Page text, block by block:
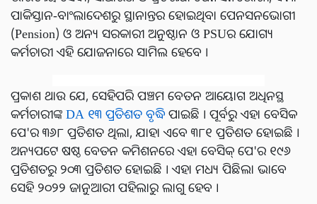
ପାକିସ୍ତାନ-ବାଂଲାଦେଶରୁ ସ୍ଥାନାନ୍ତର ହୋଇଥିବା ପେନସନଭୋଗୀ
(Pension) ଓ ଅନ୍ୟ ସରକାରୀ ଅନୁଷ୍ଠାନ ଓ PSUର ଯୋଗ୍ୟ
କର୍ମଚାରୀ ଏହି ଯୋଜନାରେ ସାମିଲ ହେବେ ।
ପ୍ରକାଶ ଥାଉ ଯେ, ସେହିପରି ପଞ୍ଚମ ବେତନ ଆୟୋଗ ଅଧିନସ୍ଥ
କର୍ମଚାରୀଙ୍କ DA ୧୩ ପ୍ରତିଶତ ବୃଦ୍ଧି ପାଇଛି । ପୂର୍ବରୁ ଏହା ବେସିକ
ପେ'ର ୩୬୮ ପ୍ରତିଶତ ଥିଲା, ଯାହା ଏବେ ୩୮୧ ପ୍ରତିଶତ ହୋଇଛି ।
ଅନ୍ୟପଟେ ଷଷ୍ଠ ବେତନ କମିଶନରେ ଏହା ବେସିକ୍ ପେ'ର ୧୯୬
ପ୍ରତିଶତରୁ ୨୦୩ ପ୍ରତିଶତ ହୋଇଛି । ଏହା ମଧ୍ୟ ପିଛିଲା ଭାବେ
ସେହି ୨୦୨୨ ଜାନୁଆରୀ ପହିଲାରୁ ଲାଗୁ ହେବ ।